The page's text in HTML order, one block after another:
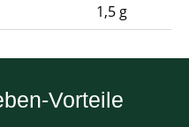
1,5 g
Vorteile